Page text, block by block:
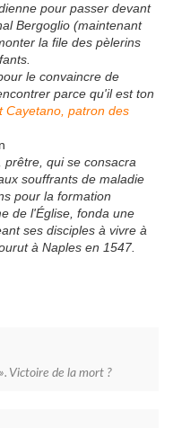
pour passer devant
Bergoglio (maintenant
la file des pèlerins
le convaincre de
parce qu'il est ton
Cayetano, patron des
prêtre, qui se consacra
souffrants de maladie
pour la formation
de l'Église, fonda une
ses disciples à vivre à
à Naples en 1547.
Victoire de la mort ?